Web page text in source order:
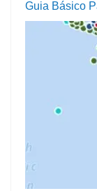
Guia Básico